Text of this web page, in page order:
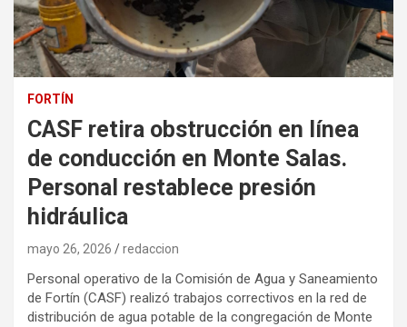
FORTÍN
CASF retira obstrucción en línea
de conducción en Monte Salas.
Personal restablece presión
hidráulica
mayo 26, 2026 redaccion
Personal operativo de la Comisión de Agua y Saneamiento
de Fortín (CASF) realizó trabajos correctivos en la red de
distribución de agua potable de la congregación de Monte